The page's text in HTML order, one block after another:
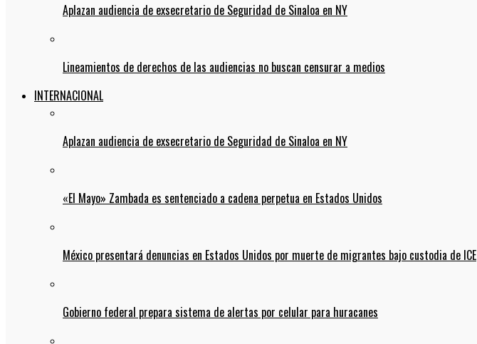
Aplazan audiencia de exsecretario de Seguridad de Sinaloa en NY
Lineamientos de derechos de las audiencias no buscan censurar a medios
INTERNACIONAL
Aplazan audiencia de exsecretario de Seguridad de Sinaloa en NY
«El Mayo» Zambada es sentenciado a cadena perpetua en Estados Unidos
México presentará denuncias en Estados Unidos por muerte de migrantes bajo custodia de ICE
Gobierno federal prepara sistema de alertas por celular para huracanes